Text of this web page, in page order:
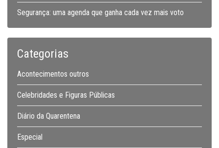
Segurança: uma agenda que ganha cada vez mais voto
Categorias
Acontecimentos outros
Celebridades e Figuras Públicas
Diário da Quarentena
Especial